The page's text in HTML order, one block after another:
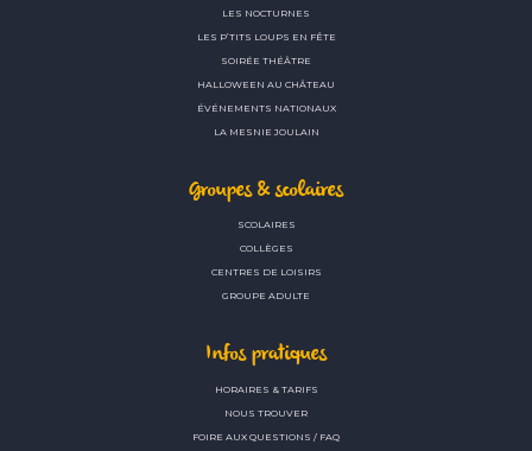
LES NOCTURNES
LES P’TITS LOUPS EN FÊTE
SOIRÉE THÉÂTRE
HALLOWEEN AU CHÂTEAU
ÉVÉNEMENTS NATIONAUX
LA MESNIE JOULAIN
Groupes & scolaires
SCOLAIRES
COLLÈGES
CENTRES DE LOISIRS
GROUPE ADULTE
Infos pratiques
HORAIRES & TARIFS
NOUS TROUVER
FOIRE AUX QUESTIONS / FAQ